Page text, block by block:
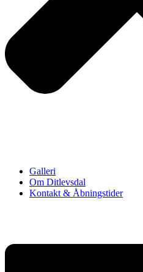
Galleri
Om Ditlevsdal
Kontakt & Åbningstider